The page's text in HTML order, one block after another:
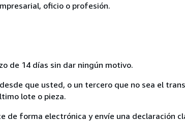
oficio o profesión.
de 14 días sin dar ningún motivo.
que usted, o un tercero que no sea el
lote o pieza.
de forma electrónica y envíe una declaración